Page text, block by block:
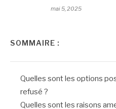
mai 5, 2025
SOMMAIRE :
Quelles sont les options
refusé ?
Quelles sont les raisons